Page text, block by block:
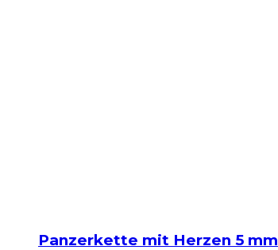
Panzerkette mit Herzen 5 mm